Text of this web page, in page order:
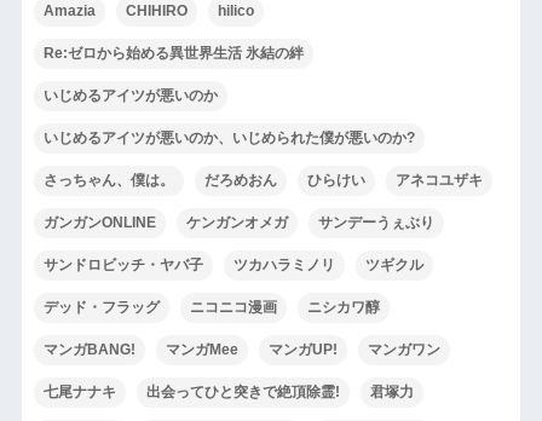
Amazia CHIHIRO hilico
Re:ゼロから始める異世界生活 氷結の絆
いじめるアイツが悪いのか
いじめるアイツが悪いのか、いじめられた僕が悪いのか?
さっちゃん、僕は。 だろめおん ひらけい アネコユザキ
ガンガンONLINE ケンガンオメガ サンデーうぇぶり
サンドロビッチ・ヤバ子 ツカハラミノリ ツギクル
デッド・フラッグ ニコニコ漫画 ニシカワ醇
マンガBANG! マンガMee マンガUP! マンガワン
七尾ナナキ 出会ってひと突きで絶頂除霊! 君塚力